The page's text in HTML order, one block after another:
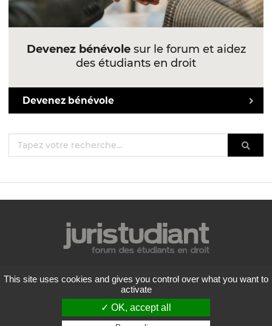
Devenez bénévolesur le forum et aidez
des étudiants en droit
Devenez bénévole
Mentions légales
Politique de confidentialité
Conditions générales d'utilisation
Liste des forums
This site uses cookies and gives you control over what you want to
activate
✓ OK, accept all